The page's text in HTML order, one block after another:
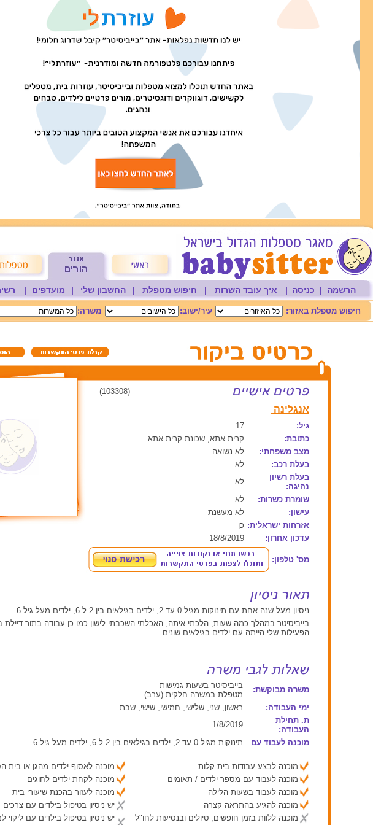
הרשמה | כניסה | איך עובד השרות | חיפוש מטפלת | החשבון שלי | מועדפים |
חיפוש מטפלת באזור: עיר/ישוב: משרה:
(103308)
אנגלינה
גיל:
17
כתובת:
קרית אתא, שכונת קרית אתא
מצב משפחתי:
לא נשואה
בעלת רכב:
לא
בעלת רשיון
נהיגה:
לא
שומרת כשרות:
לא
עישון:
לא מעשנת
אזרחות ישראלית: כן
עדכון אחרון:
18/8/2019
מס' טלפון:
ניסיון מעל שנה אחת עם תינוקות מגיל 0 עד 2, ילדים בגילאים בין 2 ל 6, ילדים מעל גיל 6
בייביסיטר במהלך כמה שעות, הלכתי איתה, האכלתי השכבתי לישון.כמו כן עבודה בתור דיילת
הפעילות שלי הייתה עם ילדים בגילאים שונים.
משרה מבוקשת:
בייביסיטר בשעות גמישות
מטפלת במשרה חלקית (ערב)
ימי העבודה:
ראשון, שני, שלישי, חמישי, שישי, שבת
ת. תחילת
העבודה:
1/8/2019
מוכנה לעבוד עם
תינוקות מגיל 0 עד 2, ילדים בגילאים בין 2 ל 6, ילדים מעל גיל 6
מוכנה לבצע עבודות בית קלות
מוכנה לעבוד עם מספר ילדים / תאומים
מוכנה לעבוד בשעות הלילה
מוכנה להגיע בהתראה קצרה
מוכנה ללוות בזמן חופשים, טיולים ובנסיעות לחו"ל
מוכנה לאסוף ילדים מהגן או בית
מוכנה לקחת ילדים לחוגים
מוכנה לעזור בהכנת שיעורי בית
יש ניסיון בטיפול בילדים עם צרכים
יש ניסיון בטיפול בילדים עם